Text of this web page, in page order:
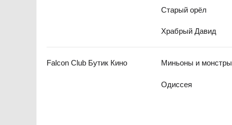
Старый орёл
Храбрый Давид
Falcon Club Бутик Кино Миньоны и монстры
Одиссея